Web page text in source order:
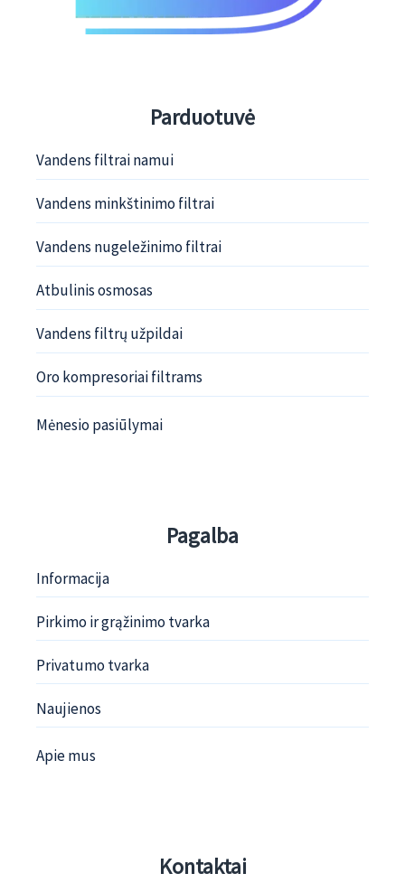
Parduotuvė
Vandens filtrai namui
Vandens minkštinimo filtrai
Vandens nugeležinimo filtrai
Atbulinis osmosas
Vandens filtrų užpildai
Oro kompresoriai filtrams
Mėnesio pasiūlymai
Pagalba
Informacija
Pirkimo ir grąžinimo tvarka
Privatumo tvarka
Naujienos
Apie mus
Kontaktai